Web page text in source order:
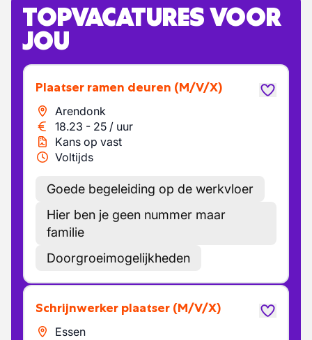
TOPVACATURES VOOR
JOU
Plaatser ramen deuren (M/V/X)
Arendonk
18.23 - 25 / uur
Kans op vast
Voltijds
Goede begeleiding op de werkvloer
Hier ben je geen nummer maar
familie
Doorgroeimogelijkheden
Schrijnwerker plaatser (M/V/X)
Essen